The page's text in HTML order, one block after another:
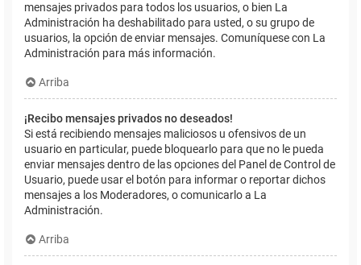
mensajes privados para todos los usuarios, o bien La
Administración ha deshabilitado para usted, o su grupo de
usuarios, la opción de enviar mensajes. Comuníquese con La
Administración para más información.
Arriba
¡Recibo mensajes privados no deseados!
Si está recibiendo mensajes maliciosos u ofensivos de un
usuario en particular, puede bloquearlo para que no le pueda
enviar mensajes dentro de las opciones del Panel de Control de
Usuario, puede usar el botón para informar o reportar dichos
mensajes a los Moderadores, o comunicarlo a La
Administración.
Arriba